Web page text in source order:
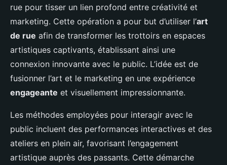
rue pour tisser un lien profond entre créativité et
marketing. Cette opération a pour but d’utiliser l’art
de rue afin de transformer les trottoirs en espaces
artistiques captivants, établissant ainsi une
connexion innovante avec le public. L’idée est de
fusionner l’art et le marketing en une expérience
engageante et visuellement impressionnante.
Les méthodes employées pour interagir avec le
public incluent des performances interactives et des
ateliers en plein air, favorisant l’engagement
artistique auprès des passants. Cette démarche